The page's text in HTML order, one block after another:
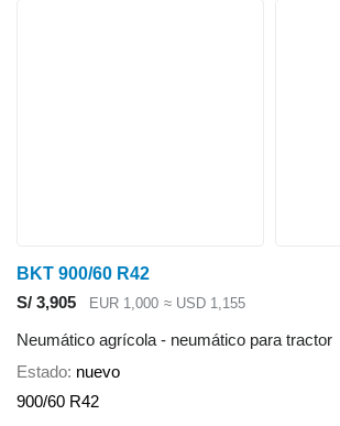
BKT 900/60 R42
S/ 3,905
EUR 1,000 ≈ USD 1,155
Neumático agrícola - neumático para tractor
Estado nuevo
900/60 R42